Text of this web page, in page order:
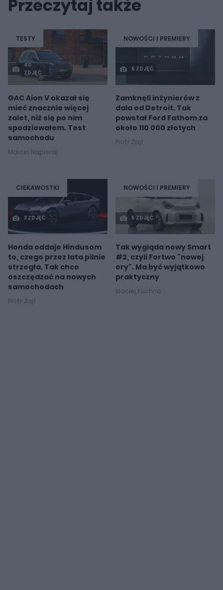
Przeczytaj także
TESTY
40
ZDJĘĆ
GAC Aion V okazał się
mieć znacznie więcej
zalet, niż się po nim
spodziewałem. Test
samochodu
Marcin Napieraj
NOWOŚCI I PREMIERY
5 ZDJĘĆ
Zamknęli inżynierów z
dala od Detroit. Tak
powstał Ford Fathom za
około 110 000 złotych
Piotr Zajt
CIEKAWOSTKI
3 ZDJĘĆ
Honda oddaje Hindusom
to, czego przez lata pilnie
strzegła. Tak chce
oszczędzać na nowych
samochodach
Piotr Zajt
NOWOŚCI I PREMIERY
5 ZDJĘĆ
Tak wygląda nowy Smart
#2, czyli Fortwo "nowej
ery". Ma być wyjątkowo
praktyczny
Maciej Kuchno